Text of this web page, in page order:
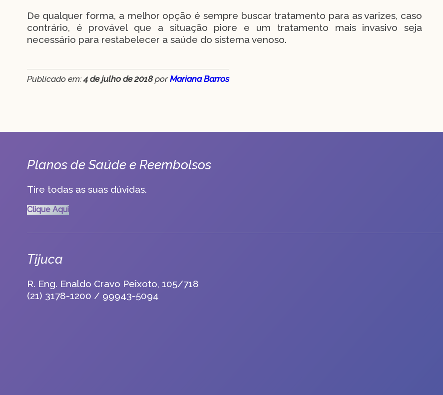
De qualquer forma, a melhor opção é sempre buscar tratamento para as varizes, caso
contrário, é provável que a situação piore e um tratamento mais invasivo seja
necessário para restabelecer a saúde do sistema venoso.
Publicado em:4 de julho de 2018porMariana Barros
Planos de Saúde e Reembolsos
Tire todas as suas dúvidas.
Clique Aqui
Tijuca
R. Eng. Enaldo Cravo Peixoto, 105/718
(21) 3178-1200 / 99943-5094